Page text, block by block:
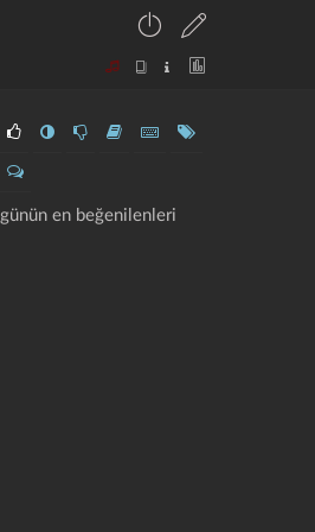
günün en beğenilenleri